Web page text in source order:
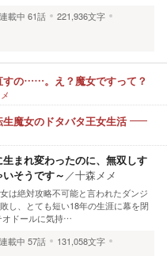
連載中 61話
221,936文字
すの……。え？魔女ですって？
魔女のドタバタ王女生活
まれ変わったのに、無双しす
そうです～ ／十森メメ
は絶対攻略不可能と言われたダンジ
し、とても短い18年の生涯に幕を閉
オドールに気持…
連載中 57話
131,058文字